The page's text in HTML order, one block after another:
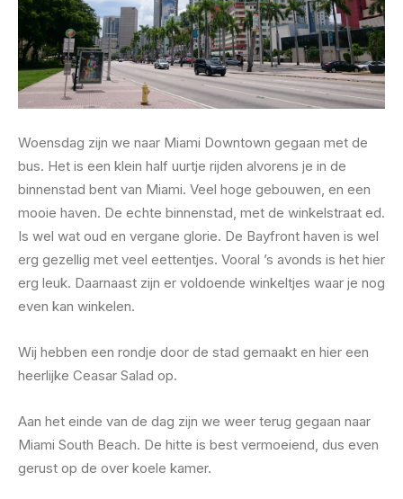
Woensdag zijn we naar Miami Downtown gegaan met de
bus. Het is een klein half uurtje rijden alvorens je in de
binnenstad bent van Miami. Veel hoge gebouwen, en een
mooie haven. De echte binnenstad, met de winkelstraat ed.
Is wel wat oud en vergane glorie. De Bayfront haven is wel
erg gezellig met veel eettentjes. Vooral ’s avonds is het hier
erg leuk. Daarnaast zijn er voldoende winkeltjes waar je nog
even kan winkelen.
Wij hebben een rondje door de stad gemaakt en hier een
heerlijke Ceasar Salad op.
Aan het einde van de dag zijn we weer terug gegaan naar
Miami South Beach. De hitte is best vermoeiend, dus even
gerust op de over koele kamer.